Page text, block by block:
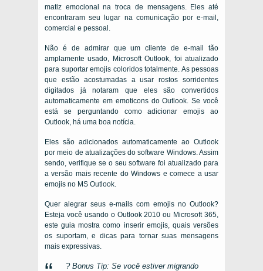
matiz emocional na troca de mensagens. Eles até
encontraram seu lugar na comunicação por e-mail,
comercial e pessoal.
Não é de admirar que um cliente de e-mail tão
amplamente usado, Microsoft Outlook, foi atualizado
para suportar emojis coloridos totalmente. As pessoas
que estão acostumadas a usar rostos sorridentes
digitados já notaram que eles são convertidos
automaticamente em emoticons do Outlook. Se você
está se perguntando como adicionar emojis ao
Outlook, há uma boa notícia.
Eles são adicionados automaticamente ao Outlook
por meio de atualizações do software Windows. Assim
sendo, verifique se o seu software foi atualizado para
a versão mais recente do Windows e comece a usar
emojis no MS Outlook.
Quer alegrar seus e-mails com emojis no Outlook?
Esteja você usando o Outlook 2010 ou Microsoft 365,
este guia mostra como inserir emojis, quais versões
os suportam, e dicas para tornar suas mensagens
mais expressivas.
? Bonus Tip: Se você estiver migrando